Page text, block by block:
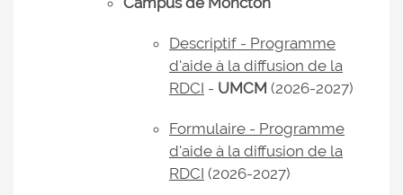
Descriptif - Programme
d'aide à la diffusion de la
RDCI - UMCM (2026-2027)
Formulaire - Programme
d'aide à la diffusion de la
RDCI (2026-2027)